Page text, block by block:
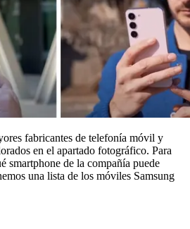
fabricantes de telefonía móvil y
en el apartado fotográfico. Para
smartphone de la compañía puede
una lista de los móviles Samsung